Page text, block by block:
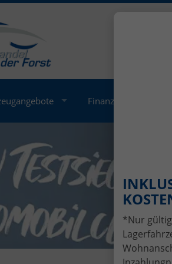
Finanzierung
*Nur